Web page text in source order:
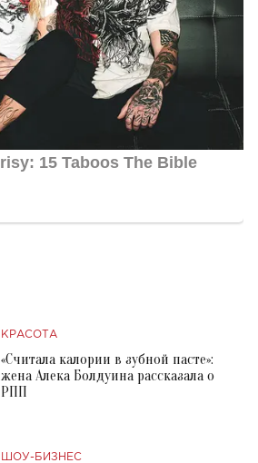
КРАСОТА
«Считала калории в зубной пасте»:
жена Алека Болдуина рассказала о
РПП
ШОУ-БИЗНЕС